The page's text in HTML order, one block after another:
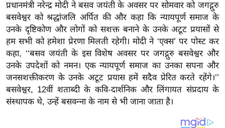
शे
ष
ज्ञ
रा
य
ब
ज
ट
प्रधानमंत्री नरेन्द्र मोदी ने बसव जयंती के अवसर पर सोमवार को जगद्गुरु
बसवेश्वर को श्रद्धांजलि अर्पित की और कहा कि न्यायपूर्ण समाज के
उनके दृष्टिकोण और लोगों को सशक्त बनाने के उनके अटूट प्रयासों से
हम सभी को हमेशा प्रेरणा मिलती रहेगी। मोदी ने ‘एक्स’ पर पोस्ट कर
कहा, ‘‘बसव जयंती के इस विशेष अवसर पर जगद्गुरु बसवेश्वर और
उनके उपदेशों को नमन। एक न्यायपूर्ण समाज का उनका सपना और
जनसशक्तीकरण के उनके अटूट प्रयास हमें सदैव प्रेरित करते रहेंगे।’’
बसवेश्वर, 12वीं शताब्दी के कवि-दार्शनिक और लिंगायत संप्रदाय के
संस्थापक थे, उन्हें बसवन्ना के नाम से भी जाना जाता है।